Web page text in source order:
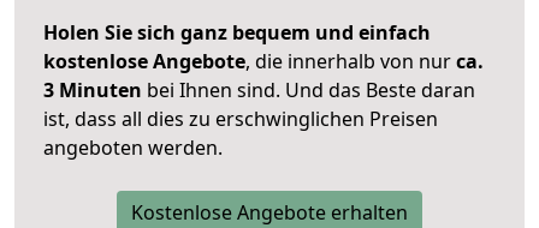
Holen Sie sich ganz bequem und einfach
kostenlose Angebote, die innerhalb von nurca.
3 Minuten bei Ihnen sind. Und das Beste daran
ist, dass all dies zu erschwinglichen Preisen
angeboten werden.
Kostenlose Angebote erhalten